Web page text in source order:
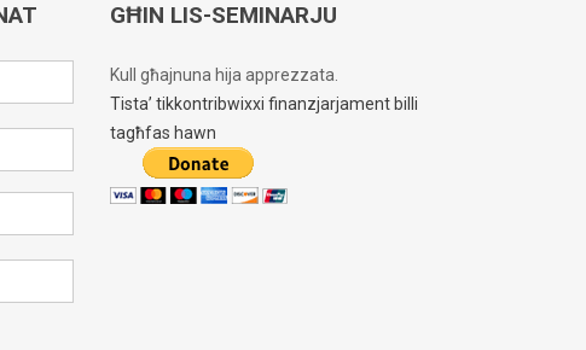
GĦIN LIS-SEMINARJU
Kull għajnuna hija apprezzata.
Tista’ tikkontribwixxi finanzjarjament billi
tagħfas hawn